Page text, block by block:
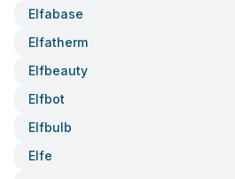
Elfabase
Elfatherm
Elfbeauty
Elfbot
Elfbulb
Elfe